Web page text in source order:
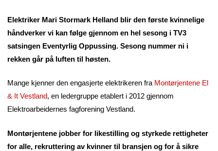
Elektriker Mari Stormark Helland blir den første kvinnelige
håndverker vi kan følge gjennom en hel sesong i TV3
satsingen Eventyrlig Oppussing. Sesong nummer ni i
rekken går på luften til høsten.
Mange kjenner den engasjerte elektrikeren fra Montørjentene El
& It Vestland, en ledergruppe etablert i 2012 gjennom
Elektroarbeidernes fagforening Vestland.
Montørjentene jobber for likestilling og styrkede rettigheter
for alle, rekruttering av kvinner til bransjen og for å sikre